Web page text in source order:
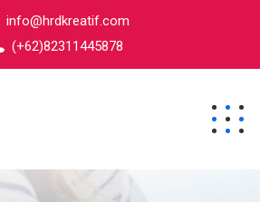
info@hrdkreatif.com
(+62)82311445878